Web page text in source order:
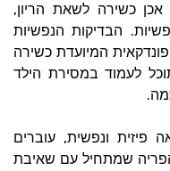
כשירה לשאת הריון,
.
הבדיקות הנפשיות
המיועדת כשירה
לעמוד במסירת הילד
.
פיזית ונפשית, עוברים
שמתחיל עם שאיבת